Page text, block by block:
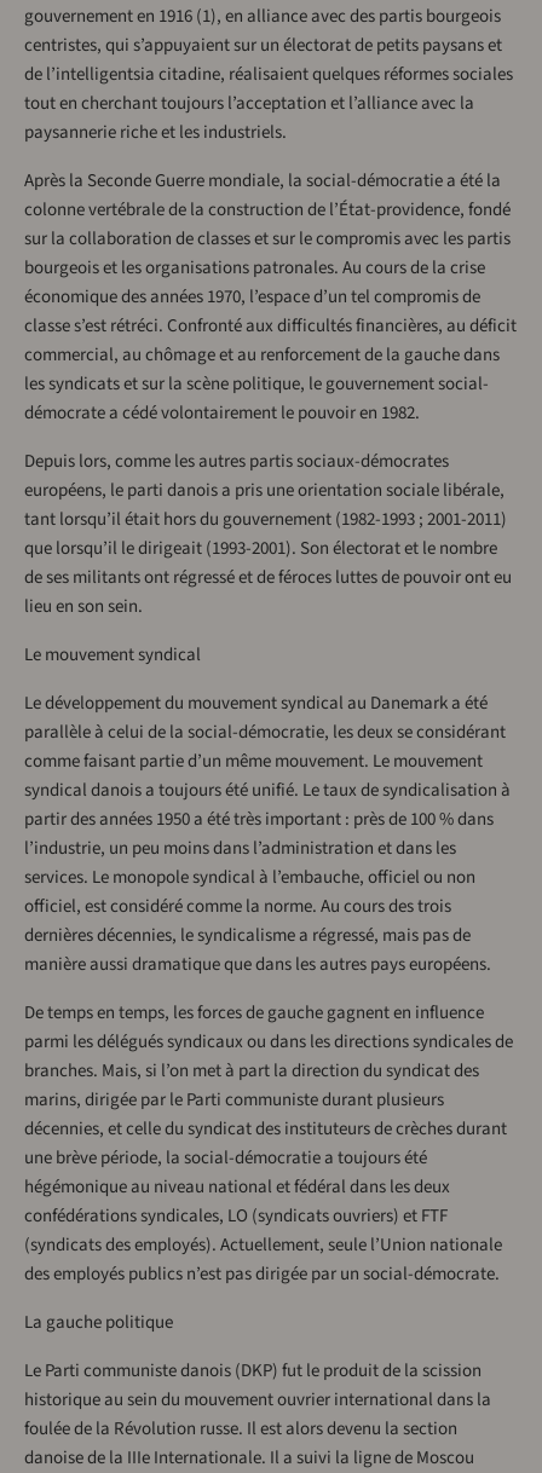
gouvernement en 1916 (1), en alliance avec des partis bourgeois
centristes, qui s’appuyaient sur un électorat de petits paysans et
de l’intelligentsia citadine, réalisaient quelques réformes sociales
tout en cherchant toujours l’acceptation et l’alliance avec la
paysannerie riche et les industriels.
Après la Seconde Guerre mondiale, la social-démocratie a été la
colonne vertébrale de la construction de l’État-providence, fondé
sur la collaboration de classes et sur le compromis avec les partis
bourgeois et les organisations patronales. Au cours de la crise
économique des années 1970, l’espace d’un tel compromis de
classe s’est rétréci. Confronté aux difficultés financières, au déficit
commercial, au chômage et au renforcement de la gauche dans
les syndicats et sur la scène politique, le gouvernement social-
démocrate a cédé volontairement le pouvoir en 1982.
Depuis lors, comme les autres partis sociaux-démocrates
européens, le parti danois a pris une orientation sociale libérale,
tant lorsqu’il était hors du gouvernement (1982-1993 ; 2001-2011)
que lorsqu’il le dirigeait (1993-2001). Son électorat et le nombre
de ses militants ont régressé et de féroces luttes de pouvoir ont eu
lieu en son sein.
Le mouvement syndical
Le développement du mouvement syndical au Danemark a été
parallèle à celui de la social-démocratie, les deux se considérant
comme faisant partie d’un même mouvement. Le mouvement
syndical danois a toujours été unifié. Le taux de syndicalisation à
partir des années 1950 a été très important : près de 100 % dans
l’industrie, un peu moins dans l’administration et dans les
services. Le monopole syndical à l’embauche, officiel ou non
officiel, est considéré comme la norme. Au cours des trois
dernières décennies, le syndicalisme a régressé, mais pas de
manière aussi dramatique que dans les autres pays européens.
De temps en temps, les forces de gauche gagnent en influence
parmi les délégués syndicaux ou dans les directions syndicales de
branches. Mais, si l’on met à part la direction du syndicat des
marins, dirigée par le Parti communiste durant plusieurs
décennies, et celle du syndicat des instituteurs de crèches durant
une brève période, la social-démocratie a toujours été
hégémonique au niveau national et fédéral dans les deux
confédérations syndicales, LO (syndicats ouvriers) et FTF
(syndicats des employés). Actuellement, seule l’Union nationale
des employés publics n’est pas dirigée par un social-démocrate.
La gauche politique
Le Parti communiste danois (DKP) fut le produit de la scission
historique au sein du mouvement ouvrier international dans la
foulée de la Révolution russe. Il est alors devenu la section
danoise de la IIIe Internationale. Il a suivi la ligne de Moscou